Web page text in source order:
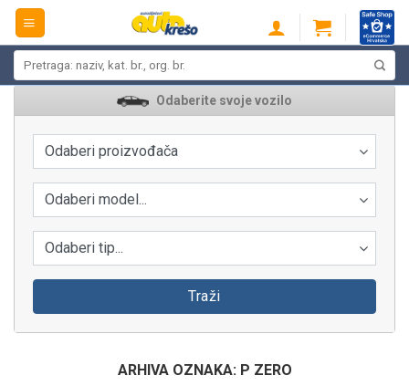
Skip
content
Odaberite svoje vozilo
Odaberi proizvođača
Odaberi model...
Odaberi tip...
Traži
ARHIVA OZNAKA: P ZERO